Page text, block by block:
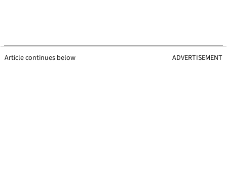
Article continues below ADVERTISEMENT